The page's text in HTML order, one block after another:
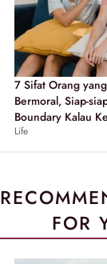
7 Sifat Orang
Bermoral, Siap-
Boundary Kalau
Life
FOR